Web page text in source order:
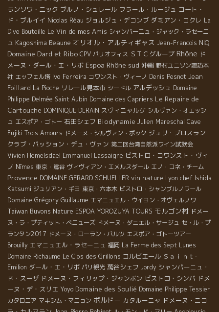
ランソワ・ニック ブルノ・シュレール フラール・ルージュ コート・
ド・ブルイイ Nicolas Réau ジョルジュ・デコンブ ダミアン・コクレ La
Dive Bouteille Le Vin de mes Amis シャンパーニュ・ジャック・ラセーニ
ュ Kagoshima Beaune オリオル・アルティギャス Jean-Francois NIQ
Domaine Dard et Ribo CPV パリオフィス ＳＴＣグループ Rhône ド
メーヌ・ダール・エ・リボ Espoa Rhône sud 沖縄 野村ユニソン諏訪本
社 エッフェル塔 Ivo Ferreira コワンスト・ヴィーノ Denis Pesnot Jean
Foillard La Pioche リレール見本市 シードル アルデッシュ Domaine
Philippe Delmée Saint Aubin Domaine des Capriers Le Repaire de
Cartouche DOMINIQUE DERAIN スヴィニャルグ シルヴァン・オエッシ
ュ エスポア・ゴトー 石田シェフ Biodynamie Julien Mareschal Cave
Fujiki Trois Amours ドメーヌ・シルヴァン・ボック ジュリ・ブロスラン
クラブ・パッション・デュ・ヴァン 第二回台湾自然派ワイン試飲会
Vivien Hemelsdael Emmanuel Lassaigne ビストロ・コワンスト・ヴィ
ノ Nîmes 東京・鴬谷 ヴィヴィアン・エメルスダール エノ・コネ・チーム
Provence DOMAINE GERARD SCHUELLER vin nature Lyon chef Ishida
Katsumi ジュリアン・ギヨ 東京・六本木 ビストロ・シャンブルノワール
Domaine Grégory Guillaume エマニュエル・ウイヨン・オヴェルノワ
Taiwan Buvons Nature ESPOA YOROZUYA TOURS モルゴン村 ドメー
ヌ・ラ・プティット・べニューズ ドメーヌ・ダニエル・サージュ セ・ル・プ
ランタン2017 ドメーヌ・ローラン・バルツ エスポア・ゴトーツアー
Brouilly エマニュエル・ラセーニュ 福岡 La Ferme des Sept Lunes
Domaine Richaume Le Clos des Grillons コルビエール Ｓａｉｎｔ-
Emilion ダール・エ・リボ パリ観光 萬谷シェフ Jordy シャンパーニュ・
ド・スーザ ドメーヌ・フィリップ・ジャンボン ビストロ・シンバ ドメ
ーヌ・デ・スリエ Yoyo Domaine des Soulié Domaine Philippe Tessier
カタロニア マキシム・マニョン ボルドー カタルーニャ ドメーヌ・ニコ